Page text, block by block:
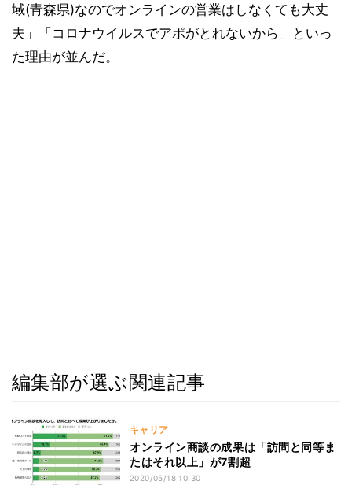
域(青森県)なのでオンラインの営業はしなくても大丈
夫」「コロナウイルスでアポがとれないから」といっ
た理由が並んだ。
編集部が選ぶ関連記事
キャリア
オンライン商談の成果は「訪問と同等ま
たはそれ以上」が7割超
2020/05/18 10:30